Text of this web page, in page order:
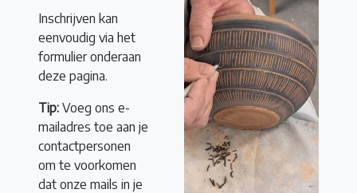
Inschrijven kan
eenvoudig via het
formulier onderaan
deze pagina.
Tip: Voeg ons e-
mailadres toe aan je
contactpersonen
om te voorkomen
dat onze mails in je